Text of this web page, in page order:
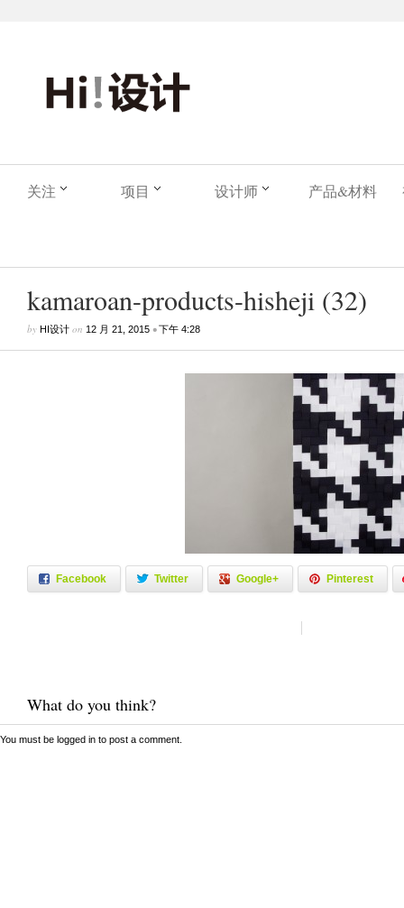
关注 项目 设计师 产品&材料
kamaroan-products-hisheji (32)
by HI设计 on 12 月 21, 2015 •下午 4:28
Facebook Twitter Google+ Pinterest
What do you think?
You must be logged in to post a comment.